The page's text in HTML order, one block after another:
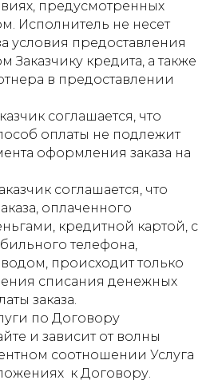
предусмотренных
Исполнитель не несет
условия предоставления
Заказчику кредита, а также
в предоставлении
соглашается, что
оплаты не подлежит
оформления заказа на
соглашается, что
оплаченного
кредитной картой, с
телефона,
происходит только
списания денежных
заказа.
по Договору
и зависит от волны
соотношении Услуга
к Договору.